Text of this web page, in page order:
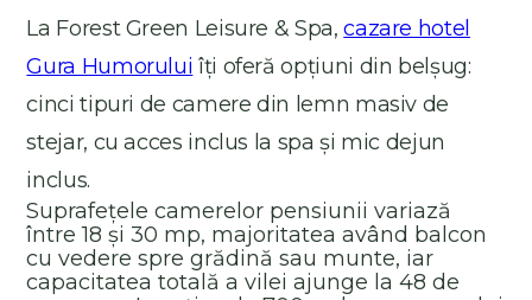
La Forest Green Leisure & Spa,cazare hotel
Gura Humorului îți oferă opțiuni din belșug:
cinci tipuri de camere din lemn masiv de
stejar, cu acces inclus la spa și mic dejun
inclus.
Suprafețele camerelor pensiunii variază
între 18 și 30 mp, majoritatea având balcon
cu vedere spre grădină sau munte, iar
capacitatea totală a vilei ajunge la 48 de